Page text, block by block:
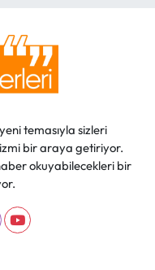
temasıyla sizleri
bir araya getiriyor.
okuyabilecekleri bir